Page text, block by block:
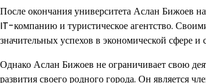
После окончания университета Аслан Бижоев
IT-компанию и туристическое агентство.
значительных успехов в экономической сфере
Однако Аслан Бижоев не ограничивает свою
развития своего родного города. Он является